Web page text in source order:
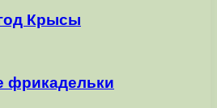
Крысы
фрикадельки